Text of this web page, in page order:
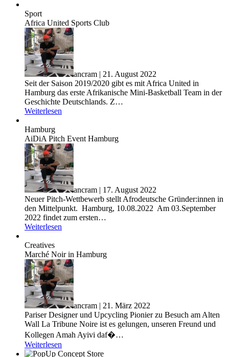
Sport
Africa United Sports Club
ancram | 21. August 2022
Seit der Saison 2019/2020 gibt es mit Africa United in
Hamburg das erste Afrikanische Mini-Basketball Team in der
Geschichte Deutschlands. Z…
Weiterlesen
Hamburg
AiDiA Pitch Event Hamburg
ancram | 17. August 2022
Neuer Pitch-Wettbewerb stellt Afrodeutsche Gründer:innen in
den Mittelpunkt. Hamburg, 10.08.2022 Am 03.September
2022 findet zum ersten…
Weiterlesen
Creatives
Marché Noir in Hamburg
ancram | 21. März 2022
Pariser Designer und Upcycling Pionier zu Besuch am Alten
Wall La Tribune Noire ist es gelungen, unseren Freund und
Kollegen Amah Ayivi daf�…
Weiterlesen